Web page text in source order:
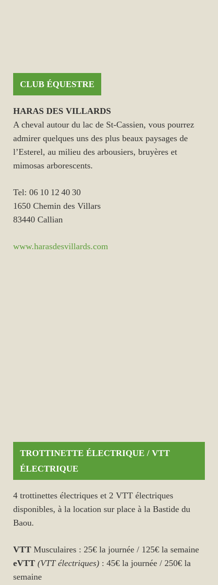
CLUB ÉQUESTRE
HARAS DES VILLARDS
A cheval autour du lac de St-Cassien, vous pourrez
admirer quelques uns des plus beaux paysages de
l’Esterel, au milieu des arbousiers, bruyères et
mimosas arborescents.
Tel: 06 10 12 40 30
1650 Chemin des Villars
83440 Callian
www.harasdesvillards.com
TROTTINETTE ÉLECTRIQUE / VTT
ÉLECTRIQUE
4 trottinettes électriques et 2 VTT électriques
disponibles, à la location sur place à la Bastide du
Baou.
VTTMusculaires : 25€ la journée / 125€ la semaine
eVTT (VTT électriques): 45€ la journée / 250€ la
semaine